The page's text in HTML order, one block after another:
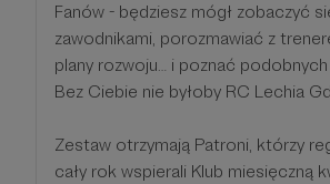
Fanów - będziesz mógł zobaczyć
zawodnikami, porozmawiać z
plany rozwoju… i poznać podobnych
Bez Ciebie nie byłoby RC Lechia
Zestaw otrzymają Patroni, którzy
cały rok wspierali Klub miesięczną